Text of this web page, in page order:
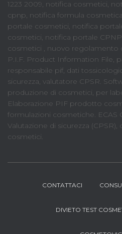
1223 2009, notifica cosmetici,
cpnp, notifica formula
portale cosmetici, notifica
cosmetici, notifica portale
cosmetici , nuovo regolamento
P.I.F. Product Information File,
responsabile pif, dati
sicurezza, valutatore CPSR.
produzione di cosmetici, per
Elaborazione PIF prodotto
formulazioni cosmetiche. ECAS
Valutazione di sicurezza
cosmetici.
CONTATTACI
DIVIETO TEST